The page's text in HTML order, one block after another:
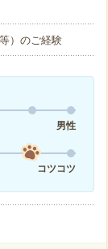
）のご経験
男性
コツコツ